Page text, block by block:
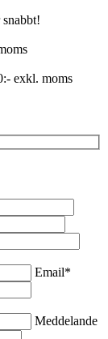
exkl. moms
Email*
Meddelande